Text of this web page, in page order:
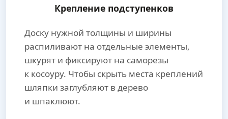
Крепление подступенков
Доску нужной толщины и ширины
распиливают на отдельные элементы,
шкурят и фиксируют на саморезы
к косоуру. Чтобы скрыть места креплений
шляпки заглубляют в дерево
и шпаклюют.